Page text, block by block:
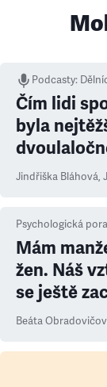
Podcasty:
Čím lidi
byla
Jindřiška Bláhová,
Psychologická
Mám
žen. Náš
se ještě
Beáta